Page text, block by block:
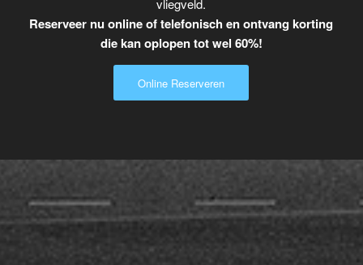
Reserveer nu online of telefonisch en ontvang korting
die kan oplopen tot wel 60%!
Online Reserveren